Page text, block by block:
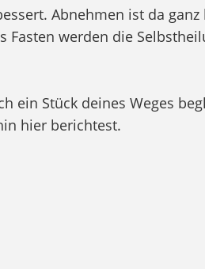
Abnehmen ist da
Fasten werden die
ein Stück deines Weges
hier berichtest.